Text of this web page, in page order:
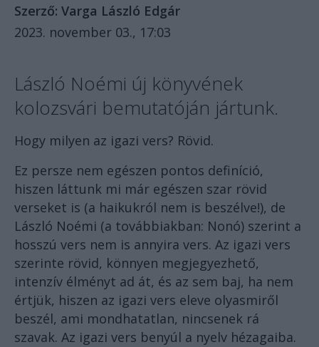
Szerző: Varga László Edgár
2023. november 03., 17:03
László Noémi új könyvének
kolozsvári bemutatóján jártunk.
Hogy milyen az igazi vers? Rövid.
Ez persze nem egészen pontos definíció,
hiszen láttunk mi már egészen szar rövid
verseket is (a haikukról nem is beszélve!), de
László Noémi (a továbbiakban: Nonó) szerint a
hosszú vers nem is annyira vers. Az igazi vers
szerinte rövid, könnyen megjegyezhető,
intenzív élményt ad át, és az sem baj, ha nem
értjük, hiszen az igazi vers eleve olyasmiről
beszél, ami mondhatatlan, nincsenek rá
szavak. Az igazi vers benyúl a nyelv hézagaiba.